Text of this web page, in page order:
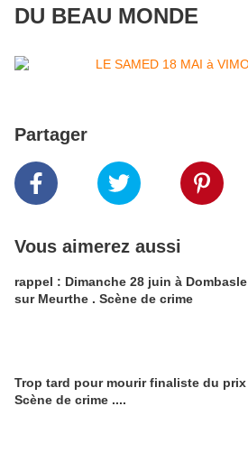
DU BEAU MONDE
Partager
Vous aimerez aussi
rappel : Dimanche 28 juin à Dombasle
sur Meurthe . Scène de crime
Trop tard pour mourir finaliste du prix
Scène de crime ....